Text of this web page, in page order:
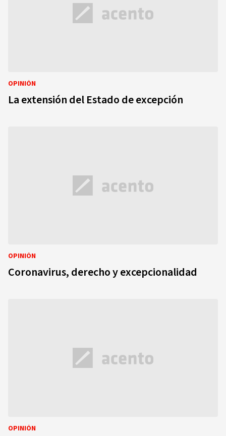
OPINIÓN
La extensión del Estado de excepción
OPINIÓN
Coronavirus, derecho y excepcionalidad
OPINIÓN